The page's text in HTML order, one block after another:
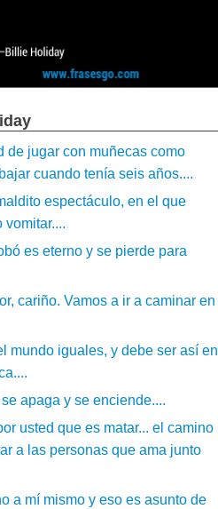
de jugar con muñecas como
cuando tenía seis años....
espectáculo, en el que
vomitar....
es eterno y se pierde para
cariño. Vamos a ir a caminar en
mundo iguales, y debe ser así en
apaga y se enciende....
usted que es matar... el camino
a las personas que ama junto
a mí mismo y eso es asunto de